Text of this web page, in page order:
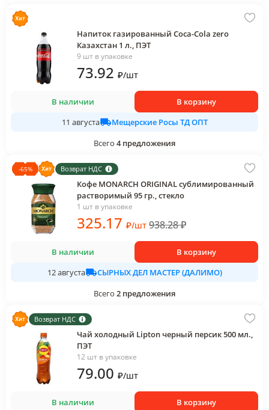
Напиток газированный Coca-Cola zero
Казахстан 1 л., ПЭТ
9 шт в упаковке
73.92 ₽/шт
В наличии
В корзину
11 августа
Мещерские Росы ТД ОПТ
Всего 4 предложения
-65% Возврат НДС
Кофе MONARCH ORIGINAL сублимированный
растворимый 95 гр., стекло
1 шт в упаковке
325.17 ₽/шт 938.28₽
В наличии
В корзину
12 августа
СЫРНЫХ ДЕЛ МАСТЕР (ДАЛИМО)
Всего 2 предложения
Возврат НДС
Чай холодный Lipton черный персик 500 мл.,
ПЭТ
12 шт в упаковке
79.00 ₽/шт
В наличии
В корзину